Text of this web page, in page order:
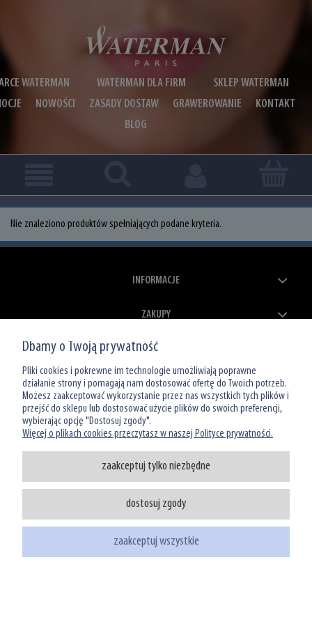
WATERMAN WATERMAN DLA FIRM
SKLEP WATERMAN
NOWOŚCI ZASADY DOSTAW GRAWEROWANIE
KONTAKT
BLOG
Nie znaleziono produktów spełniających podane kryteria.
INFORMACJE
ZAKUPY
MOJE KONTO
O NAS
Infolinia: 801 066 449
tel: (22) 39 00 966
sklep@watermanshop.pl
Dbamy o Twoją prywatność
Pliki cookies i pokrewne im technologie umożliwiają poprawne
działanie strony i pomagają nam dostosować ofertę do Twoich potrzeb.
Możesz zaakceptować wykorzystanie przez nas wszystkich tych plików i
przejść do sklepu lub dostosować użycie plików do swoich preferencji,
wybierając opcję "Dostosuj zgody".
Więcej o plikach cookies przeczytasz w naszej Polityce prywatności.
zaakceptuj tylko niezbędne
dostosuj zgody
zaakceptuj wszystkie